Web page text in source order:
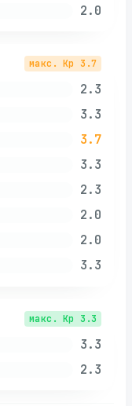
2.0
макс. Kp 3.7
2.3
3.3
3.7
3.3
2.3
2.0
2.0
3.3
макс. Kp 3.3
3.3
2.3